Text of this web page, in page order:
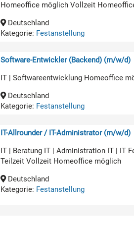
Homeoffice möglich Vollzeit
Deutschland
Kategorie: Festanstellung
Software-Entwickler (Backend) (m/w/d)
IT | Softwareentwicklung Homeoffice
Deutschland
Kategorie: Festanstellung
IT-Allrounder / IT-Administrator (m/w/d)
IT | Beratung IT | Administration IT | IT
Teilzeit Vollzeit Homeoffice möglich
Deutschland
Kategorie: Festanstellung